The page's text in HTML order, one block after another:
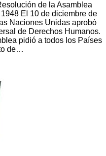
de la Asamblea
El 10 de diciembre de
Naciones Unidas aprobó
de Derechos Humanos.
pidió a todos los Países
de…